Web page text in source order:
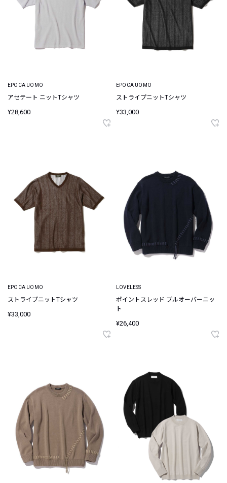
EPOCA UOMO
アセテート ニットTシャツ
¥28,600
EPOCA UOMO
ストライプニットTシャツ
¥33,000
EPOCA UOMO
ストライプニットTシャツ
¥33,000
LOVELESS
ポイントスレッド プルオーバーニッ
ト
¥26,400